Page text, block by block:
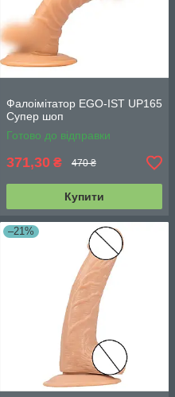
Фалоімітатор EGO-IST UP165
Супер шоп
Готово до відправки
371,30 ₴ 470 ₴
Купити
–21%